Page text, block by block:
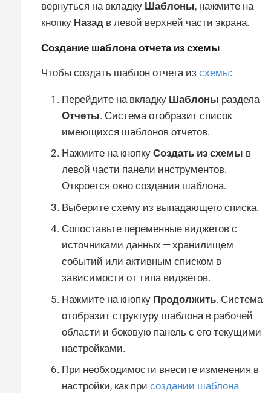
вернуться на вкладку Шаблоны, нажмите на
кнопку Назад в левой верхней части экрана.
Создание шаблона отчета из схемы
Чтобы создать шаблон отчета из схемы:
Перейдите на вкладку Шаблоны раздела
Отчеты. Система отобразит список
имеющихся шаблонов отчетов.
Нажмите на кнопку Создать из схемы в
левой части панели инструментов.
Откроется окно создания шаблона.
Выберите схему из выпадающего списка.
Сопоставьте переменные виджетов с
источниками данных — хранилищем
событий или активным списком в
зависимости от типа виджетов.
Нажмите на кнопку Продолжить. Система
отобразит структуру шаблона в рабочей
области и боковую панель с его текущими
настройками.
При необходимости внесите изменения в
настройки, как при создании шаблона